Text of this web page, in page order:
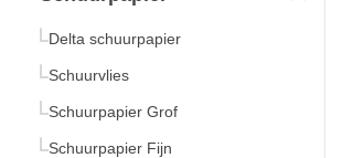
Delta schuurpapier
Schuurvlies
Schuurpapier Grof
Schuurpapier Fijn